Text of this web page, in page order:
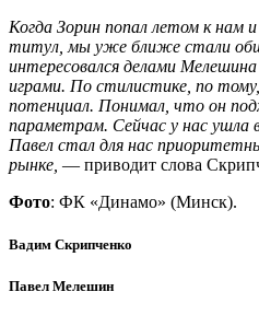
Когда Зорин попал летом к нам
титул, мы уже ближе стали
интересовался делами
играми. По стилистике, по
потенциал. Понимал, что он
параметрам. Сейчас у нас ушла
Павел стал для нас
рынке, — приводит слова
Фото: ФК «Динамо» (Минск).
Вадим Скрипченко
Павел Мелешин